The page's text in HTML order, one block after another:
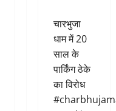
चारभुजा
धाम में 20
साल के
पार्किंग ठेके
का विरोध